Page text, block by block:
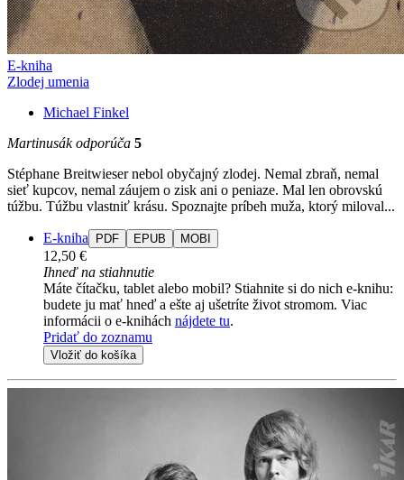
E-kniha
Zlodej umenia
Michael Finkel
Martinusák odporúča 5
Stéphane Breitwieser nebol obyčajný zlodej. Nemal zbraň, nemal
sieť kupcov, nemal záujem o zisk ani o peniaze. Mal len obrovskú
túžbu. Túžbu vlastniť krásu. Spoznajte príbeh muža, ktorý miloval...
E-kniha PDF EPUB MOBI
12,50 €
Ihneď na stiahnutie
Máte čítačku, tablet alebo mobil? Stiahnite si do nich e-knihu:
budete ju mať hneď a ešte aj ušetríte život stromom. Viac
informácii o e-knihách nájdete tu.
Pridať do zoznamu
Vložiť do košíka